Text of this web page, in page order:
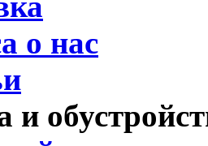
о нас
и